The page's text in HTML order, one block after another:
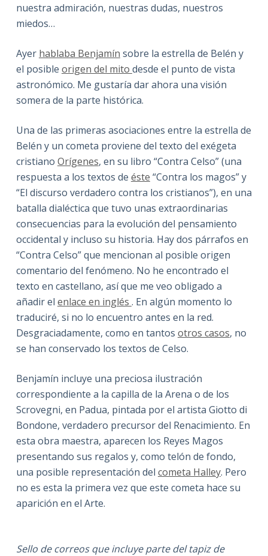
nuestra admiración, nuestras dudas, nuestros
miedos…
Ayer hablaba Benjamín sobre la estrella de Belén y
el posible origen del mito desde el punto de vista
astronómico. Me gustaría dar ahora una visión
somera de la parte histórica.
Una de las primeras asociaciones entre la estrella de
Belén y un cometa proviene del texto del exégeta
cristiano Orígenes, en su libro “Contra Celso” (una
respuesta a los textos de éste “Contra los magos” y
“El discurso verdadero contra los cristianos”), en una
batalla dialéctica que tuvo unas extraordinarias
consecuencias para la evolución del pensamiento
occidental y incluso su historia. Hay dos párrafos en
“Contra Celso” que mencionan al posible origen
comentario del fenómeno. No he encontrado el
texto en castellano, así que me veo obligado a
añadir el enlace en inglés . En algún momento lo
traduciré, si no lo encuentro antes en la red.
Desgraciadamente, como en tantos otros casos, no
se han conservado los textos de Celso.
Benjamín incluye una preciosa ilustración
correspondiente a la capilla de la Arena o de los
Scrovegni, en Padua, pintada por el artista Giotto di
Bondone, verdadero precursor del Renacimiento. En
esta obra maestra, aparecen los Reyes Magos
presentando sus regalos y, como telón de fondo,
una posible representación del cometa Halley. Pero
no es esta la primera vez que este cometa hace su
aparición en el Arte.
Sello de correos que incluye parte del tapiz de